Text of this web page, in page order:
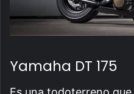
Yamaha DT 175